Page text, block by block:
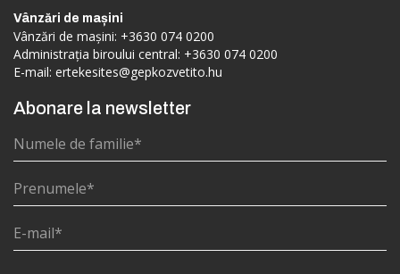
Vânzări de mașini
Vânzări de mașini: +3630 074 0200
Administrația biroului central: +3630 074 0200
E-mail: ertekesites@gepkozvetito.hu
Abonare la newsletter